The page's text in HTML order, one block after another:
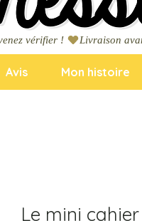
vérifier !
Avis Mon histoire
Le mini